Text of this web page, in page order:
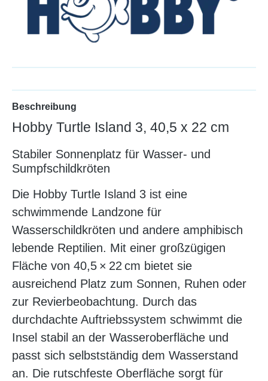
Beschreibung
Hobby Turtle Island 3, 40,5 x 22 cm
Stabiler Sonnenplatz für Wasser- und
Sumpfschildkröten
Die Hobby Turtle Island 3 ist eine
schwimmende Landzone für
Wasserschildkröten und andere amphibisch
lebende Reptilien. Mit einer großzügigen
Fläche von 40,5 × 22 cm bietet sie
ausreichend Platz zum Sonnen, Ruhen oder
zur Revierbeobachtung. Durch das
durchdachte Auftriebssystem schwimmt die
Insel stabil an der Wasseroberfläche und
passt sich selbstständig dem Wasserstand
an. Die rutschfeste Oberfläche sorgt für